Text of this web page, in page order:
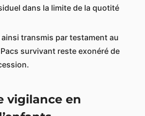
dans la limite de la quotité
transmis par testament au
survivant reste exonéré de
vigilance en